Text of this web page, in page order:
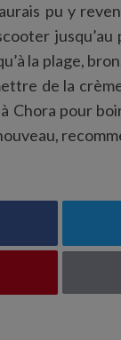
pu y
jusqu’au
la plage,
de la
Chora pour